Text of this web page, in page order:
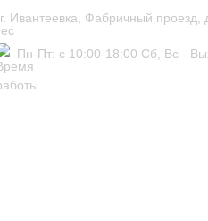
г. Ивантеевка, Фабричный проезд,
Пн-Пт: с 10:00-18:00 Сб, Вс -